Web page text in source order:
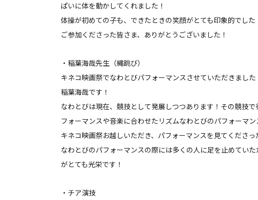
ぱいに体を動かしてくれました！
体操が初めての子も、できたときの笑顔がとても印象的でした
ご参加くださった皆さま、ありがとうございました！
・稲葉海哉先生（縄跳び）
キネコ映画祭でなわとびパフォーマンスさせていただきました
稲葉海哉です！
なわとびは現在、競技として発展しつつあります！その競技
フォーマンスや音楽に合わせたリズムなわとびのパフォーマ
キネコ映画祭お越しいただき、パフォーマンスを見てくださ
なわとびのパフォーマンスの際には多くの人に足を止めてい
がとても光栄です！
・チア演技